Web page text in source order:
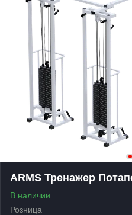
ARMS Тренажер
В наличии
Розница